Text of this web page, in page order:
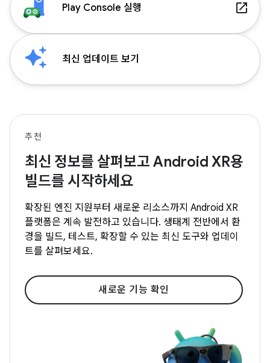
Play Console 실행 launch
최신 업데이트 보기
추천
최신 정보를 살펴보고 Android XR용
빌드를 시작하세요
확장된 엔진 지원부터 새로운 리소스까지 Android XR
플랫폼은 계속 발전하고 있습니다. 생태계 전반에서 환
경을 빌드, 테스트, 확장할 수 있는 최신 도구와 업데이
트를 살펴보세요.
새로운 기능 확인